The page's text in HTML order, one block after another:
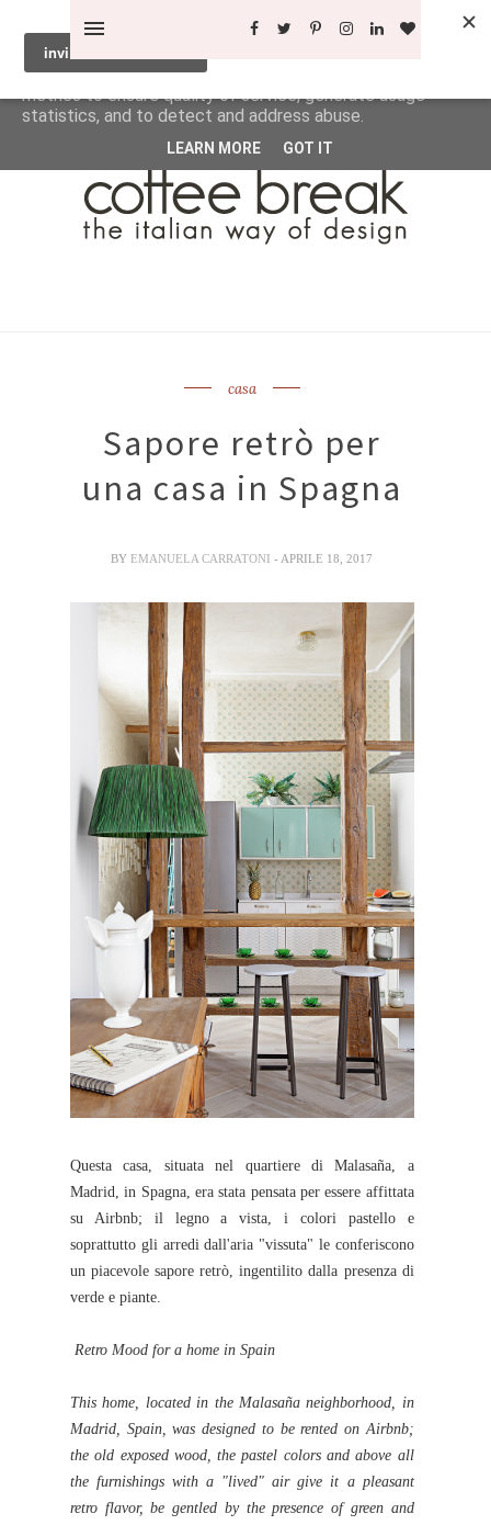
casa
Sapore retrò per
una casa in Spagna
BY EMANUELA CARRATONI- APRILE 18, 2017
Questa casa, situata nel quartiere di Malasaña, a
Madrid, in Spagna, era stata pensata per essere affittata
su Airbnb; il legno a vista, i colori pastello e
soprattutto gli arredi dall'aria "vissuta" le conferiscono
un piacevole sapore retrò, ingentilito dalla presenza di
verde e piante.
Retro Mood for a home in Spain
This home, located in the Malasaña neighborhood, in
Madrid, Spain, was designed to be rented on Airbnb;
the old exposed wood, the pastel colors and above all
the furnishings with a "lived" air give it a pleasant
retro flavor, be gentled by the presence of green and
This site uses cookies from Google to deliver its services
and to analyze traffic. Your IP address and user-agent are
shared with Google along with performance and security
metrics to ensure quality of service, generate usage
statistics, and to detect and address abuse.
LEARN MORE GOT IT